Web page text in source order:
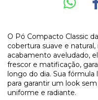
O Pó Compacto Classic
cobertura suave e natural,
acabamento aveludado,
frescor e matificação,
longo do dia. Sua fórmula
para garantir um look
uniforme e radiante.